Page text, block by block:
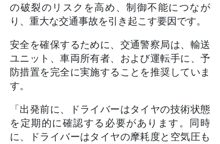
の破裂のリスクを高め、制御不能につなが
り、重大な交通事故を引き起こす要因です。
安全を確保するために、交通警察局は、輸送
ユニット、車両所有者、および運転手に、予
防措置を完全に実施することを推奨していま
す。
「出発前に、ドライバーはタイヤの技術状態
を定期的に確認する必要があります。同時
に、ドライバーはタイヤの摩耗度と空気圧も